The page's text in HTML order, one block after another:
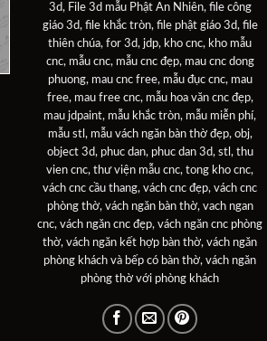
3d, File 3d mẫu Phật An Nhiên, file công
giáo 3d, file khắc tròn, file phật giáo 3d, file
thiên chúa, for 3d, jdp, kho cnc, kho mẫu
cnc, mẫu cnc, mẫu cnc đẹp, mau cnc dong
phuong, mau cnc free, mẫu đục cnc, mau
free, mau free cnc, mẫu hoa văn cnc đẹp,
mau jdpaint, mẫu khắc tròn, mẫu miễn phí,
mẫu stl , mẫu vách ngăn bàn thờ đẹp, obj,
object 3d, phuc dan, phuc dan 3d, stl , thu
vien cnc, thư viện mẫu cnc, tong kho cnc,
vách cnc cầu thang, vách cnc đẹp, vách cnc
phòng thờ, vách ngăn bàn thờ, vach ngan
cnc, vách ngăn cnc đẹp, vách ngăn cnc phòng
thờ, vách ngăn kết hợp bàn thờ, vách ngăn
phòng khách và bếp có bàn thờ, vách ngăn
phòng thờ với phòng khách